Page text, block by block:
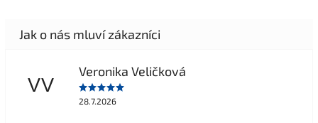
VV
Veronika Veličková
28.7.2026